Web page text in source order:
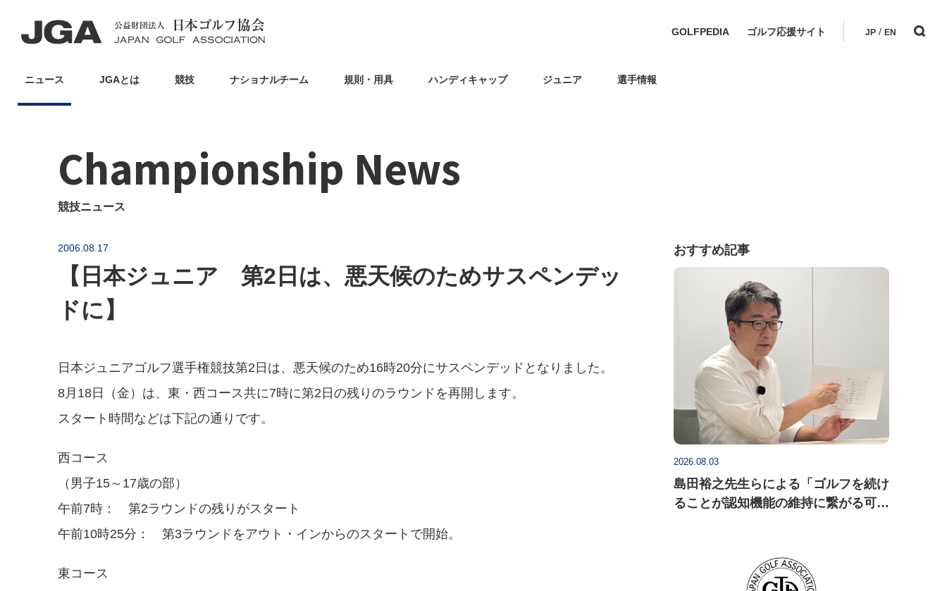
GOLFPEDIA ゴルフ応援サイト JP / EN
ニュース JGAとは 競技 ナショナルチーム 規則・用具 ハンディキャップ ジュニア 選手情報
Championship News
競技ニュース
2006.08.17
【日本ジュニア 第2日は、悪天候のためサスペンデッ
ドに】
日本ジュニアゴルフ選手権競技第2日は、悪天候のため16時20分にサスペンデッドとなりました。
8月18日（金）は、東・西コース共に7時に第2日の残りのラウンドを再開します。
スタート時間などは下記の通りです。
西コース
（男子15～17歳の部）
午前7時： 第2ラウンドの残りがスタート
午前10時25分： 第3ラウンドをアウト・インからのスタートで開始。
東コース
おすすめ記事
2026.08.03
島田裕之先生らによる「ゴルフを続け
ることが認知機能の維持に繋がる可能